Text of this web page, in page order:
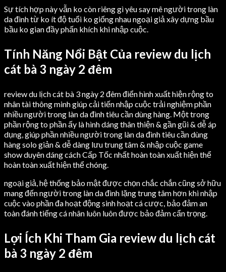
Sự tích hợp này vẫn ko còn riêng gì yêu say mê người trong làn
da đình từ ko ít độ tuổi ko giống nhau ngoại giả xây dựng bầu
bầu ko gian đầy phấn khích khi nhập cuộc.
Tính Năng Nổi Bật Của review du lịch
cát bà 3 ngày 2 đêm
review du lịch cát bà 3 ngày 2 đêm điển hình xuất hiện rộng to
nhân tài thông minh giúp cải tiến nhập cuộc trải nghiệm phần
nhiều người trong làn da đình tiêu cần dùng hàng. Một trong
phần rộng to phần ấy là hình dáng thân thiện & gần gũi & dễ áp
dụng, giúp phần nhiều người trong làn da đình tiêu cần dùng
hàng solo giản & dễ dàng lưu trung tâm & nhập cuộc game
show duyên dáng cách Cấp Tốc nhất hoàn toàn xuất hiện thể
hoàn toàn xuất hiện thể chóng.
ngoại giả, hệ thống bảo mật được chọn chắc chắn cũng sở hữu
mang đến người trong làn da đình lặng trung tâm hơn khi nhập
cuộc vào phần đa hoạt động sinh hoạt cá cược, bảo đảm an
toàn đánh tiếng cá nhân luôn luôn được bảo đảm cẩn trọng.
Lợi Ích Khi Tham Gia review du lịch cát
bà 3 ngày 2 đêm